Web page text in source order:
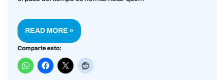
READ MORE »
Comparte esto: